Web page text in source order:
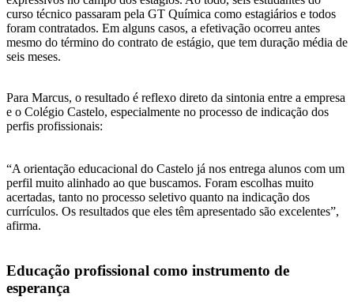
curso técnico passaram pela GT Química como estagiários e todos
foram contratados. Em alguns casos, a efetivação ocorreu antes
mesmo do término do contrato de estágio, que tem duração média de
seis meses.
Para Marcus, o resultado é reflexo direto da sintonia entre a empresa
e o Colégio Castelo, especialmente no processo de indicação dos
perfis profissionais:
“A orientação educacional do Castelo já nos entrega alunos com um
perfil muito alinhado ao que buscamos. Foram escolhas muito
acertadas, tanto no processo seletivo quanto na indicação dos
currículos. Os resultados que eles têm apresentado são excelentes”,
afirma.
Educação profissional como instrumento de
esperança